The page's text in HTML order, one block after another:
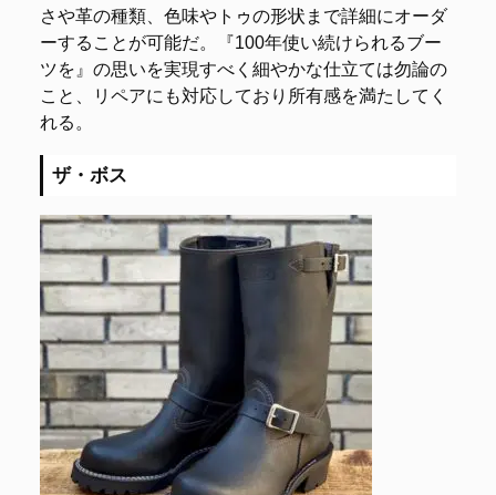
さや革の種類、色味やトゥの形状まで詳細にオーダ
ーすることが可能だ。『100年使い続けられるブー
ツを』の思いを実現すべく細やかな仕立ては勿論の
こと、リペアにも対応しており所有感を満たしてく
れる。
ザ・ボス